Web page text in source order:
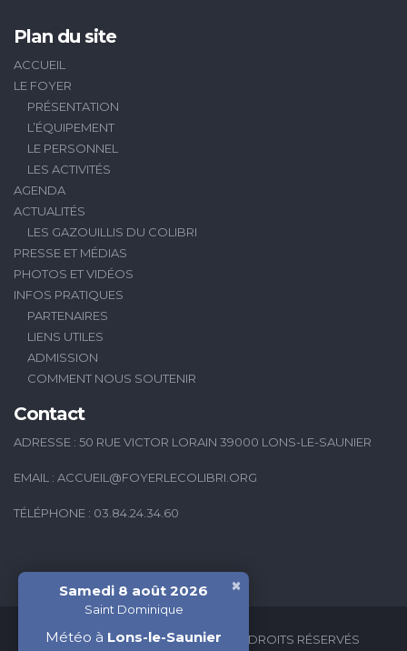
Plan du site
ACCUEIL
LE FOYER
PRÉSENTATION
L’ÉQUIPEMENT
LE PERSONNEL
LES ACTIVITÉS
AGENDA
ACTUALITÉS
LES GAZOUILLIS DU COLIBRI
PRESSE ET MÉDIAS
PHOTOS ET VIDÉOS
INFOS PRATIQUES
PARTENAIRES
LIENS UTILES
ADMISSION
COMMENT NOUS SOUTENIR
Contact
ADRESSE : 50 RUE VICTOR LORAIN 39000 LONS-LE-SAUNIER
EMAIL : ACCUEIL@FOYERLECOLIBRI.ORG
TÉLÉPHONE : 03.84.24.34.60
2026 © FOYER LE COLIBRI - TOUS DROITS RÉSERVÉS
Samedi 8 août 2026
Saint Dominique
Météo à Lons-le-Saunier
×